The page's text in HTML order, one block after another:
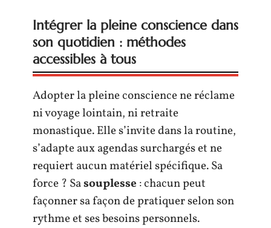
Intégrer la pleine conscience dans
son quotidien : méthodes
accessibles à tous
Adopter la pleine conscience ne réclame
ni voyage lointain, ni retraite
monastique. Elle s’invite dans la routine,
s’adapte aux agendas surchargés et ne
requiert aucun matériel spécifique. Sa
force ? Sasouplesse : chacun peut
façonner sa façon de pratiquer selon son
rythme et ses besoins personnels.